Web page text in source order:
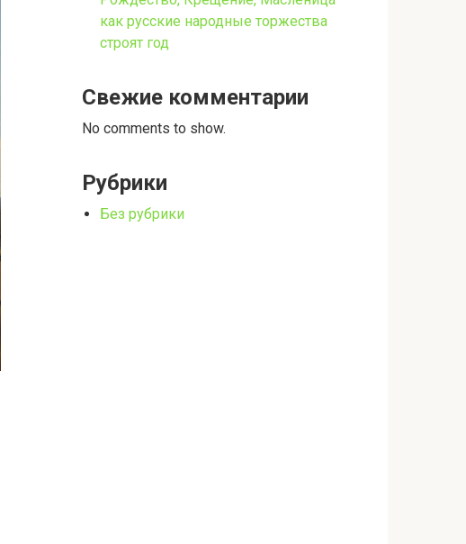
как русские народные торжества
строят год
Свежие комментарии
No comments to show.
Рубрики
Без рубрики